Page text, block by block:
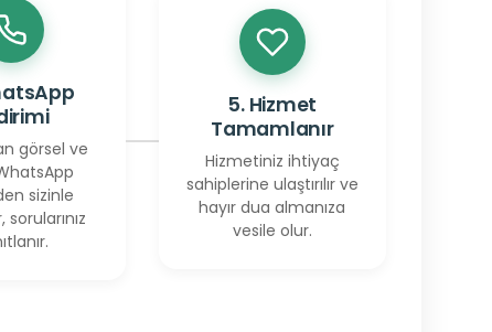
görsel ve
sizinle
sorularınız
5. Hizmet
Tamamlanır
Hizmetiniz ihtiyaç
sahiplerine ulaştırılır ve
hayır dua almanıza
vesile olur.